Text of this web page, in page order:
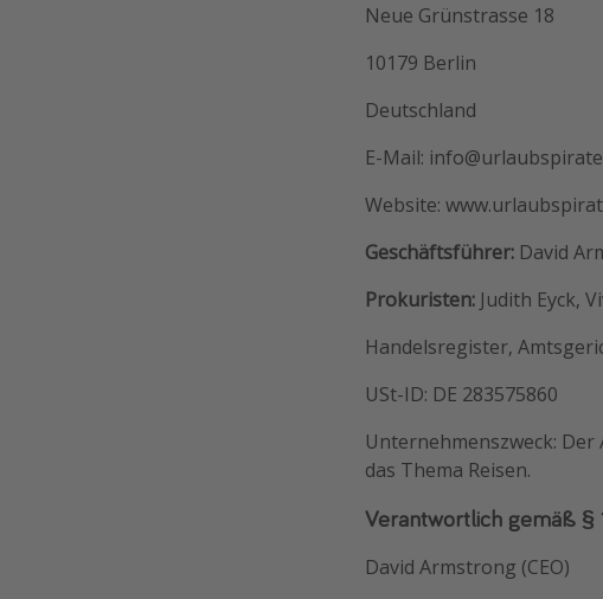
Neue Grünstrasse 18
10179 Berlin
Deutschland
E-Mail:
Website:
Geschäftsführer: David
Prokuristen: Judith Eyck,
Handelsregister,
USt-ID: DE 283575860
Unternehmenszweck:
das Thema Reisen.
Verantwortlich gemäß §
David Armstrong (CEO)